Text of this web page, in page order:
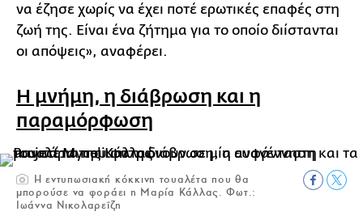
να έζησε χωρίς να έχει ποτέ ερωτικές επαφές στη
ζωή της. Είναι ένα ζήτημα για το οποίο διίστανται
οι απόψεις», αναφέρει.
Η μνήμη, η διάβρωση και η
παραμόρφωση
Η εντυπωσιακή κόκκινη τουαλέτα που θα
μπορούσε να φοράει η Μαρία Κάλλας. Φωτ.:
Ιωάννα Νικολαρεΐζη